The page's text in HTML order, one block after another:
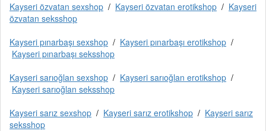
Kayseri özvatan sexshop / Kayseri özvatan erotikshop / Kayseri
özvatan seksshop
Kayseri pınarbaşı sexshop / Kayseri pınarbaşı erotikshop /
Kayseri pınarbaşı seksshop
Kayseri sarıoğlan sexshop / Kayseri sarıoğlan erotikshop /
Kayseri sarıoğlan seksshop
Kayseri sarız sexshop / Kayseri sarız erotikshop / Kayseri sarız
seksshop